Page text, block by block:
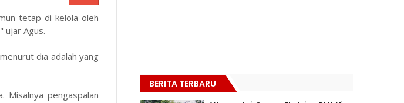
tetap di kelola oleh
ujar Agus.
dia adalah yang
Misalnya pengaspalan
BERITA TERBARU